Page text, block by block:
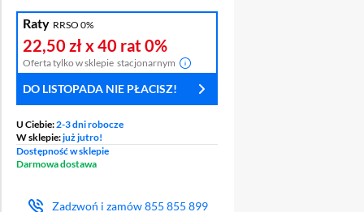
WYŚWIETLACZA
Raty RRSO 0%
22,50 złx 40 rat0%
Oferta tylko w sklepie stacjonarnym
DO LISTOPADA NIE PŁACISZ!
U Ciebie:2-3 dni robocze
W sklepie:już jutro!
Dostępność w sklepie
Darmowa dostawa
Zadzwoń i zamów855 855 899